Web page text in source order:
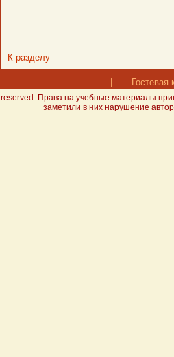
К разделу
Гостевая
Права на учебные материалы
заметили в них нарушение